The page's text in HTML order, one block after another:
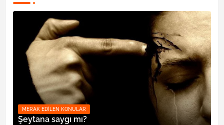
MERAK EDILEN KONULAR
Şeytana saygı mı?